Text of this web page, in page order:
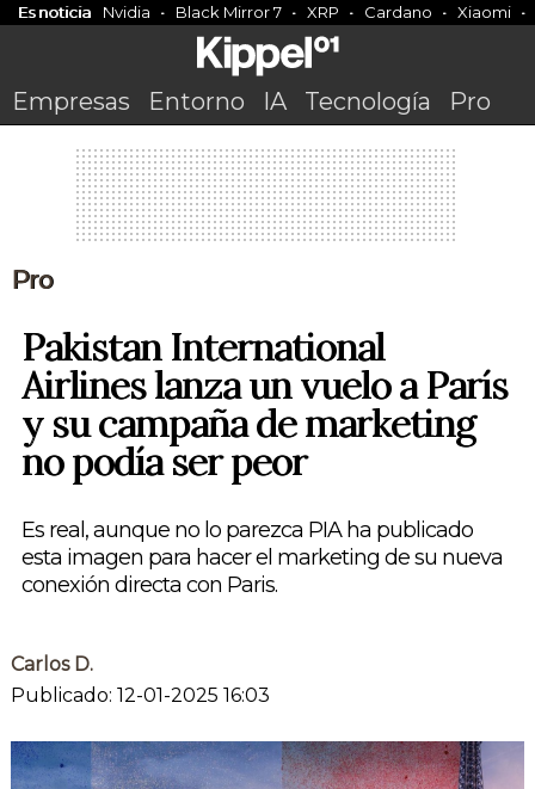
Es noticia Nvidia Black Mirror 7 XRP Cardano Xiaomi
Empresas Entorno IA Tecnología Pro
Pro
Pakistan International
Airlines lanza un vuelo a París
y su campaña de marketing
no podía ser peor
Es real, aunque no lo parezca PIA ha publicado
esta imagen para hacer el marketing de su nueva
conexión directa con Paris.
Carlos D.
Publicado: 12-01-2025 16:03